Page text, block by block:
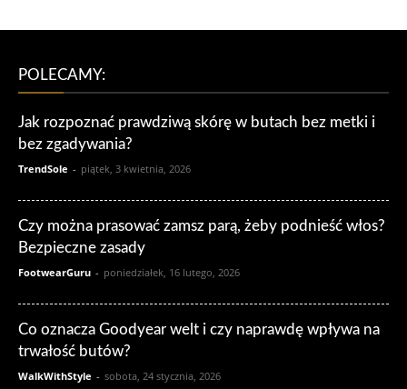
POLECAMY:
Jak rozpoznać prawdziwą skórę w butach bez metki i
bez zgadywania?
TrendSole - piątek, 3 kwietnia, 2026
Czy można prasować zamsz parą, żeby podnieść włos?
Bezpieczne zasady
FootwearGuru - poniedziałek, 16 lutego, 2026
Co oznacza Goodyear welt i czy naprawdę wpływa na
trwałość butów?
WalkWithStyle - sobota, 24 stycznia, 2026